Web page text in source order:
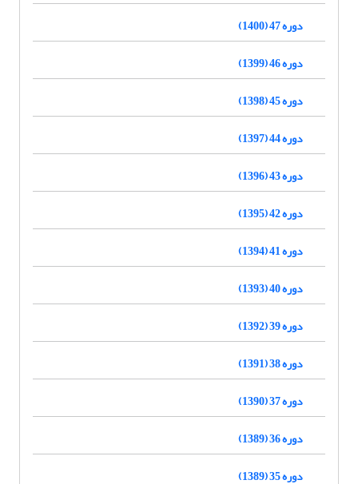
دوره 47 (1400)
دوره 46 (1399)
دوره 45 (1398)
دوره 44 (1397)
دوره 43 (1396)
دوره 42 (1395)
دوره 41 (1394)
دوره 40 (1393)
دوره 39 (1392)
دوره 38 (1391)
دوره 37 (1390)
دوره 36 (1389)
دوره 35 (1389)